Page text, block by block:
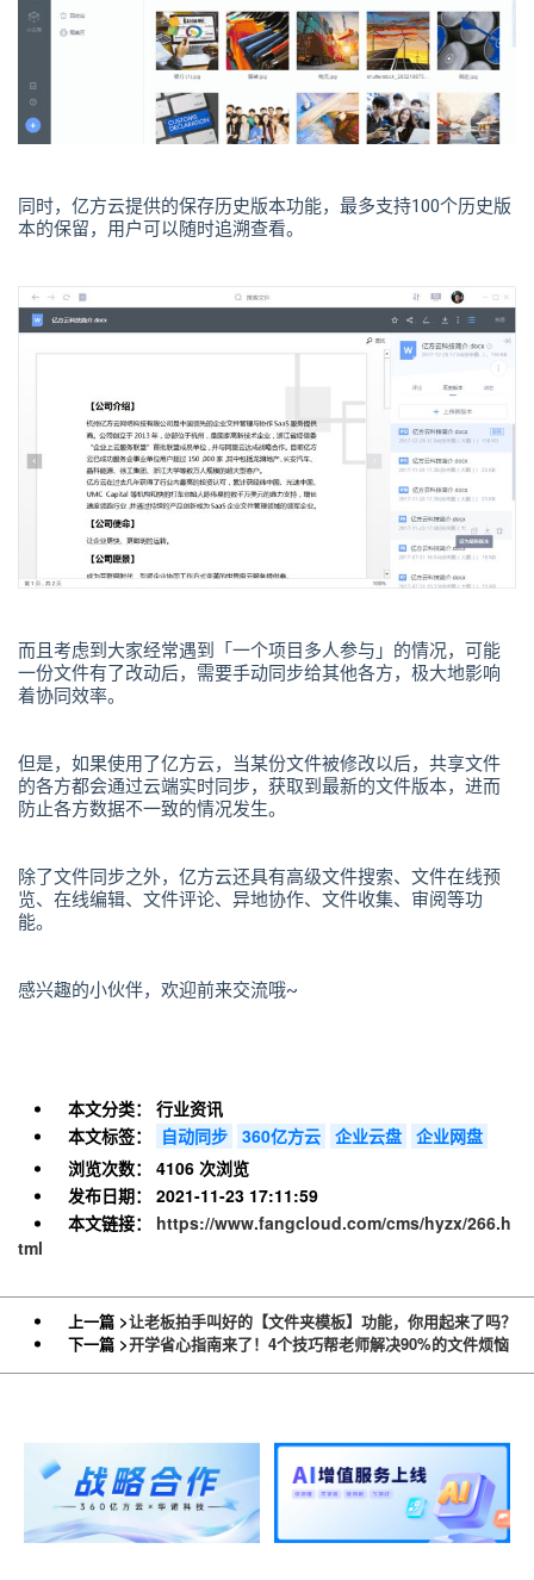
同时，亿方云提供的保存历史版本功能，最多支持100个历史版
本的保留，用户可以随时追溯查看。
而且考虑到大家经常遇到「一个项目多人参与」的情况，可能
一份文件有了改动后，需要手动同步给其他各方，极大地影响
着协同效率。
但是，如果使用了亿方云，当某份文件被修改以后，共享文件
的各方都会通过云端实时同步，获取到最新的文件版本，进而
防止各方数据不一致的情况发生。
除了文件同步之外，亿方云还具有高级文件搜索、文件在线预
览、在线编辑、文件评论、异地协作、文件收集、审阅等功
能。
感兴趣的小伙伴，欢迎前来交流哦~
本文分类：
行业资讯
本文标签：
自动同步 360亿方云 企业云盘 企业网盘
浏览次数：
4106 次浏览
发布日期：
2021-11-23 17:11:59
本文链接：
https://www.fangcloud.com/cms/hyzx/266.h
tml
上一篇 >让老板拍手叫好的【文件夹模板】功能，你用起来了吗？
下一篇 >开学省心指南来了！4个技巧帮老师解决90%的文件烦恼